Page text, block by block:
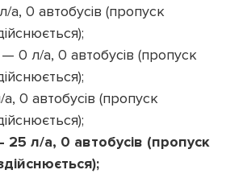
а, 0 автобусів (пропуск
0 л/а, 0 автобусів (пропуск
0 автобусів (пропуск
25 л/а, 0 автобусів (пропуск